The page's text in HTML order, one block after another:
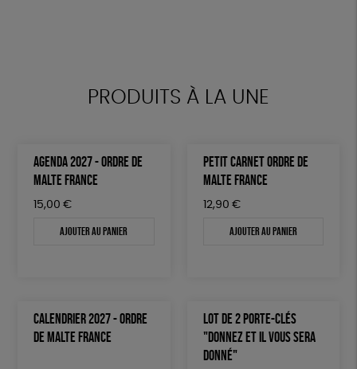
PRODUITS À LA UNE
AGENDA 2027 - ORDRE DE
MALTE FRANCE
15,00 €
Ajouter au panier
PETIT CARNET ORDRE DE
MALTE FRANCE
12,90 €
Ajouter au panier
CALENDRIER 2027 - ORDRE
DE MALTE FRANCE
LOT DE 2 PORTE-CLÉS
"DONNEZ ET IL VOUS SERA
DONNÉ"